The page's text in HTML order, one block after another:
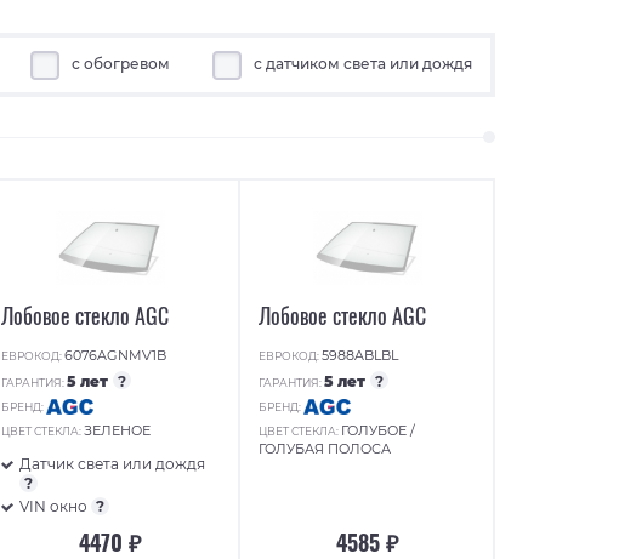
с обогревом с датчиком света или дождя
Лобовое стекло AGC
ЕВРОКОД:6076AGNMV1B
ГАРАНТИЯ:5 лет ?
БРЕНД:
ЦВЕТ СТЕКЛА:ЗЕЛЕНОЕ
Датчик света или дождя
?
VIN окно ?
4470 ₽
Лобовое стекло AGC
ЕВРОКОД:5988ABLBL
ГАРАНТИЯ:5 лет ?
БРЕНД:
ЦВЕТ СТЕКЛА: ГОЛУБОЕ /
ГОЛУБАЯ ПОЛОСА
4585 ₽